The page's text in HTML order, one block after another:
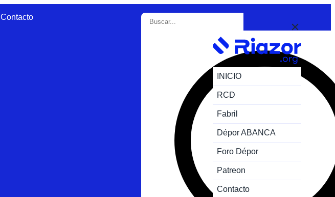
Contacto
INICIO
RCD
Fabril
Dépor ABANCA
Foro Dépor
Patreon
Contacto